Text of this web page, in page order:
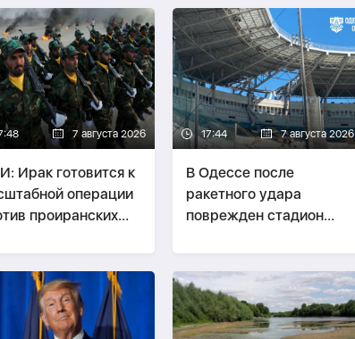
7 августа 2026
Ирак готовится к
операции
проиранских
17:44 7 августа 2026
В Одессе после
ракетного удара
поврежден стадион
сообщается о
погибшем-
ВИДЕО